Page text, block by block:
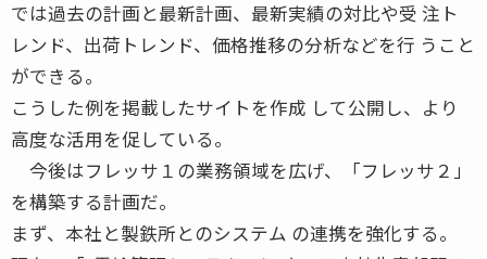
では過去の計画と最新計画、最新実績の対比や受 注ト
レンド、出荷トレンド、価格推移の分析などを行 うこと
ができる。
こうした例を掲載したサイトを作成 して公開し、より
高度な活用を促している。
今後はフレッサ１の業務領域を広げ、「フレッサ２」
を構築する計画だ。
まず、本社と製鉄所とのシステム の連携を強化する。